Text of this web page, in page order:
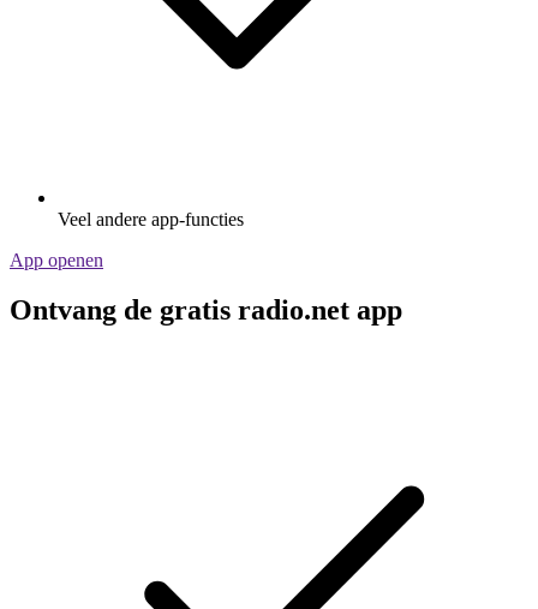
Veel andere app-functies
App openen
Ontvang de gratis radio.net app